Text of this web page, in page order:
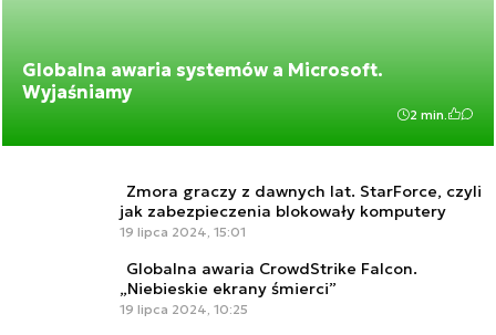
Globalna awaria systemów a Microsoft.
Wyjaśniamy
2 min.
Zmora graczy z dawnych lat. StarForce, czyli
jak zabezpieczenia blokowały komputery
19 lipca 2024, 15:01
Globalna awaria CrowdStrike Falcon.
„Niebieskie ekrany śmierci”
19 lipca 2024, 10:25